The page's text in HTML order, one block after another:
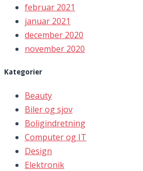
februar 2021
januar 2021
december 2020
november 2020
Kategorier
Beauty
Biler og sjov
Boligindretning
Computer og IT
Design
Elektronik